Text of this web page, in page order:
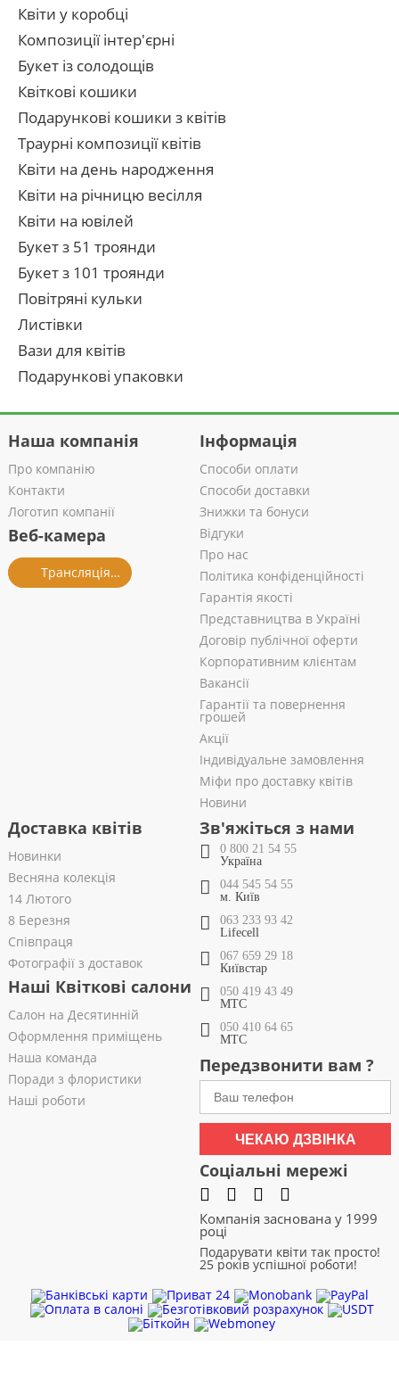
Квіти у коробці
Композиції інтер'єрні
Букет із солодощів
Квіткові кошики
Подарункові кошики з квітів
Траурні композиції квітів
Квіти на день народження
Квіти на річницю весілля
Квіти на ювілей
Букет з 51 троянди
Букет з 101 троянди
Повітряні кульки
Листівки
Вази для квітів
Подарункові упаковки
Наша компанія
Про компанію
Контакти
Логотип компанії
Веб-камера
Трансляція із салону
Інформація
Способи оплати
Способи доставки
Знижки та бонуси
Відгуки
Про нас
Політика конфіденційності
Гарантія якості
Представництва в Україні
Договір публічної оферти
Корпоративним клієнтам
Вакансії
Гарантії та повернення
грошей
Акції
Індивідуальне замовлення
Міфи про доставку квітів
Новини
Доставка квітів
Новинки
Весняна колекція
14 Лютого
8 Березня
Співпраця
Фотографії з доставок
Наші Квіткові салони
Салон на Десятинній
Оформлення приміщень
Наша команда
Поради з флористики
Наші роботи
Зв'яжіться з нами
0 800 21 54 55
Україна
044 545 54 55
м. Київ
063 233 93 42
Lifecell
067 659 29 18
Київстар
050 419 43 49
МТС
050 410 64 65
МТС
Передзвонити вам ?
ЧЕКАЮ ДЗВІНКА
Соціальні мережі
Компанія заснована у 1999
році
Подарувати квіти так просто!
25 років успішної роботи!